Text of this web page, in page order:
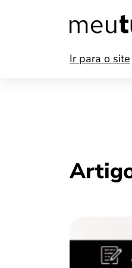
Ir para o site